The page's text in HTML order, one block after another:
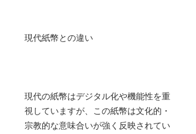
現代紙幣との違い
現代の紙幣はデジタル化や機能性を重
視していますが、この紙幣は文化的・
宗教的な意味合いが強く反映されてい